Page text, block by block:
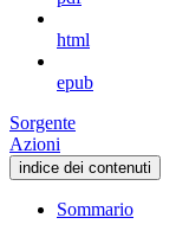
html
epub
Sorgente
Azioni
indice dei contenuti
Sommario